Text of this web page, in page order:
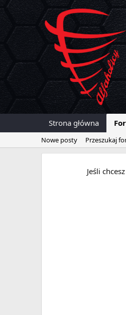
Strona główna
Nowe posty Przeszukaj
Jeśli